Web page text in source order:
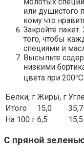
молотых
или душистого
кому что
Закройте
того, чтобы
специями и
Высыпьте
низкими
цвета при
Белки, г Жиры, г
Итого
15,0 35,7
На 100 г 6,5 15,5
С пряной